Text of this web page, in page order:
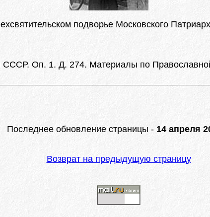
подворье Московского
Оп. 1. Д. 274. Материалы по
Последнее обновление страницы - 14 апреля
Возврат на предыдущую страницу